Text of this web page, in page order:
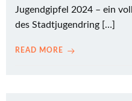
Jugendgipfel 2024 – ein
des Stadtjugendring […]
READ MORE